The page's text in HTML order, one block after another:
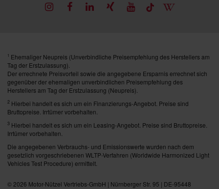
1 Ehemaliger Neupreis (Unverbindliche Preisempfehlung des Herstellers am
Tag der Erstzulassung).
Der errechnete Preisvorteil sowie die angegebene Ersparnis errechnet sich
gegenüber der ehemaligen unverbindlichen Preisempfehlung des
Herstellers am Tag der Erstzulassung (Neupreis).
2 Hierbei handelt es sich um ein Finanzierungs-Angebot. Preise sind
Bruttopreise. Irrtümer vorbehalten.
3 Hierbei handelt es sich um ein Leasing-Angebot. Preise sind Bruttopreise.
Irrtümer vorbehalten.
Die angegebenen Verbrauchs- und Emissionswerte wurden nach dem
gesetzlich vorgeschriebenen WLTP-Verfahren (Worldwide Harmonized Light
Vehicles Test Procedure) ermittelt.
© 2026 Motor-Nützel Vertriebs-GmbH | Nürnberger Str. 95 | DE-95448